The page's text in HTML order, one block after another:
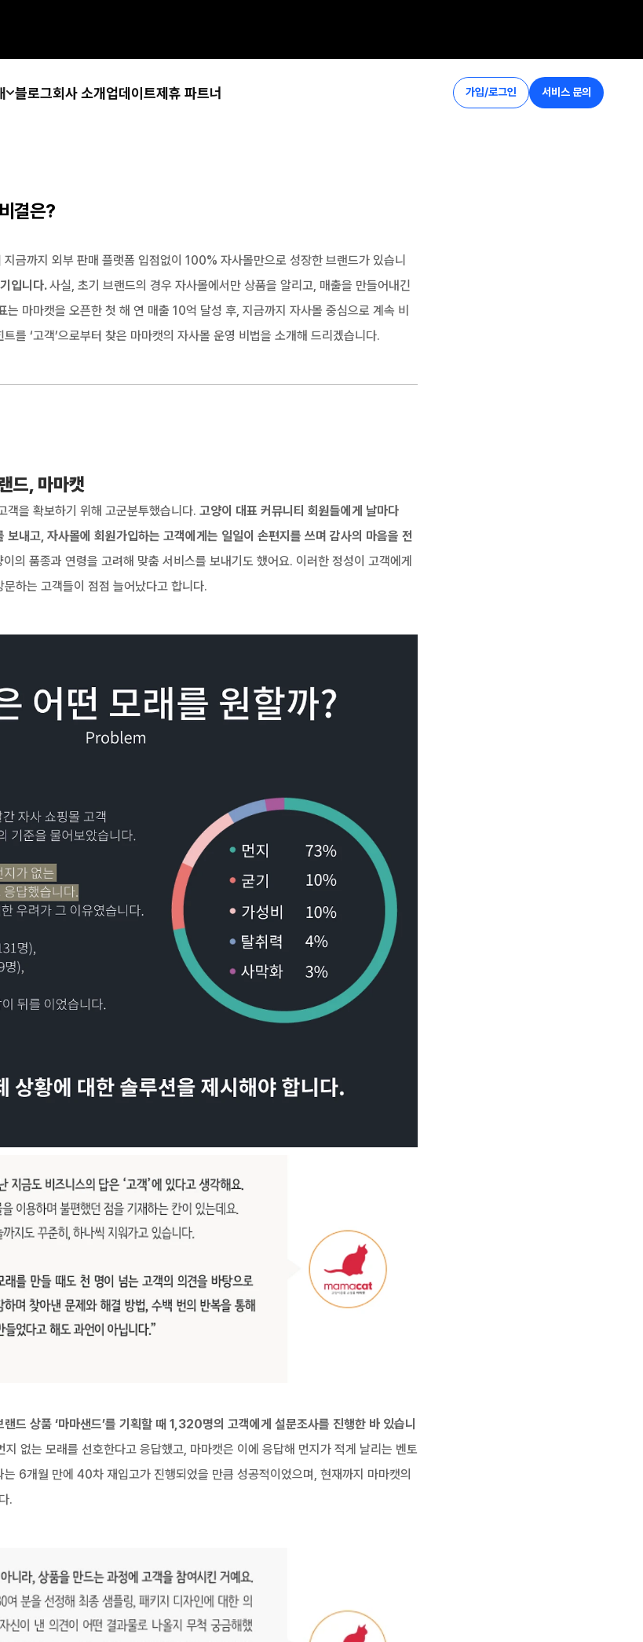
가입/로그인 서비스 문의
블로그회사 소개업데이트제휴 파트너
결은?
금까지 외부 판매 플랫폼 입점없이 100% 자사몰만으로 성장한 브랜드가 있습니
입니다. 사실, 초기 브랜드의 경우 자사몰에서만 상품을 알리고, 매출을 만들어내긴
마마캣을 오픈한 첫 해 연 매출 10억 달성 후, 지금까지 자사몰 중심으로 계속 비
를 ‘고객’으로부터 찾은 마마캣의 자사몰 운영 비법을 소개해 드리겠습니다.
드, 마마캣
객을 확보하기 위해 고군분투했습니다. 고양이 대표 커뮤니티 회원들에게 날마다
내고, 자사몰에 회원가입하는 고객에게는 일일이 손편지를 쓰며 감사의 마음을 전
의 품종과 연령을 고려해 맞춤 서비스를 보내기도 했어요. 이러한 정성이 고객에게
하는 고객들이 점점 늘어났다고 합니다.
드 상품 ‘마마샌드’를 기획할 때 1,320명의 고객에게 설문조사를 진행한 바 있습니
없는 모래를 선호한다고 응답했고, 마마캣은 이에 응답해 먼지가 적게 날리는 벤토
6개월 만에 40차 재입고가 진행되었을 만큼 성공적이었으며, 현재까지 마마캣의
.